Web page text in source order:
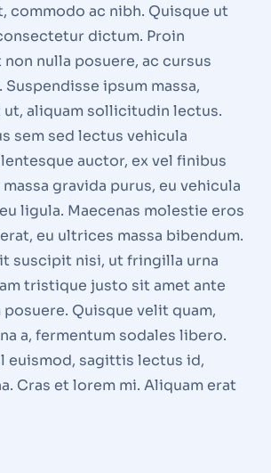
commodo ac nibh. Quisque ut
dictum. Proin
nulla posuere, ac cursus
ipsum massa,
aliquam sollicitudin lectus.
sem sed lectus vehicula
auctor, ex vel finibus
gravida purus, eu vehicula
ligula. Maecenas molestie eros
eu ultrices massa bibendum.
suscipit nisi, ut fringilla urna
tristique justo sit amet ante
Quisque velit quam,
a, fermentum sodales libero.
euismod, sagittis lectus id,
Cras et lorem mi. Aliquam erat